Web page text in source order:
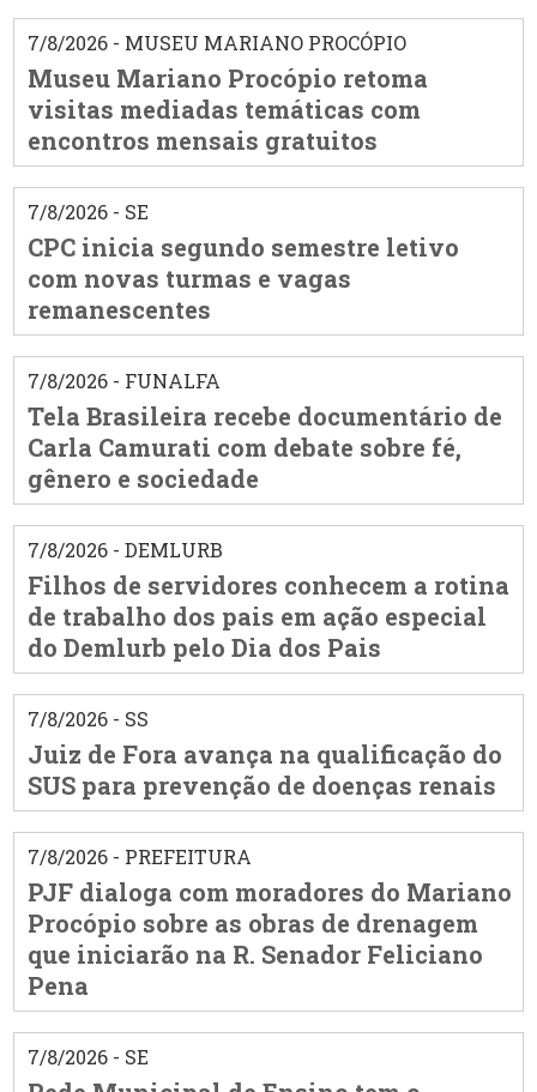
7/8/2026 - MUSEU MARIANO PROCÓPIO
Museu Mariano Procópio retoma
visitas mediadas temáticas com
encontros mensais gratuitos
7/8/2026 - SE
CPC inicia segundo semestre letivo
com novas turmas e vagas
remanescentes
7/8/2026 - FUNALFA
Tela Brasileira recebe documentário de
Carla Camurati com debate sobre fé,
gênero e sociedade
7/8/2026 - DEMLURB
Filhos de servidores conhecem a rotina
de trabalho dos pais em ação especial
do Demlurb pelo Dia dos Pais
7/8/2026 - SS
Juiz de Fora avança na qualificação do
SUS para prevenção de doenças renais
7/8/2026 - PREFEITURA
PJF dialoga com moradores do Mariano
Procópio sobre as obras de drenagem
que iniciarão na R. Senador Feliciano
Pena
7/8/2026 - SE